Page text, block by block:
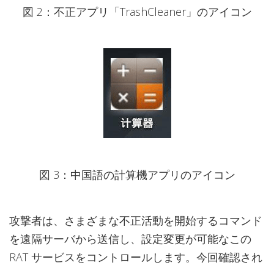
図 2：不正アプリ「TrashCleaner」のアイコン
図 3：中国語の計算機アプリのアイコン
攻撃者は、さまざまな不正活動を開始するコマンド
を遠隔サーバから送信し、設定変更が可能なこの
RAT サービスをコントロールします。今回確認され